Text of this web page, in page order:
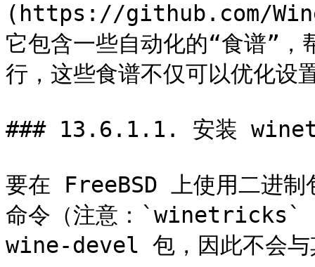
(https://github.com/
它包含一些自动化的“食谱”
行，这些食谱不仅可以优化
### 13.6.1.1. 安装
要在 FreeBSD 上使用二进
命令（注意：
wine-devel 包，因此不会与